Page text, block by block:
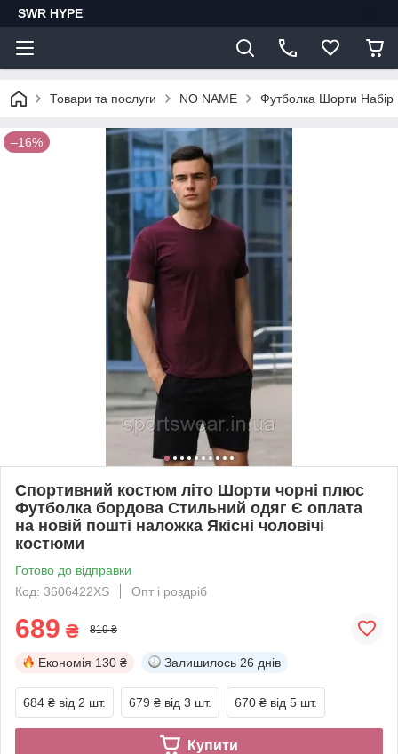
SWR HYPE
Товари та послуги NO NAME Футболка Шорти Набір
–16%
Спортивний костюм літо Шорти чорні плюс
Футболка бордова Стильний одяг Є оплата
на новій пошті наложка Якісні чоловічі
костюми
Готово до відправки
Код: 3606422XS
Опт і роздріб
689 ₴ 819 ₴
Економія 130 ₴ Залишилось 26 днів
684 ₴ від 2 шт. 679 ₴ від 3 шт. 670 ₴ від 5 шт.
Купити